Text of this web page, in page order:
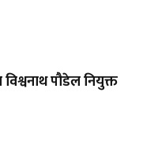
पौडेल नियुक्त